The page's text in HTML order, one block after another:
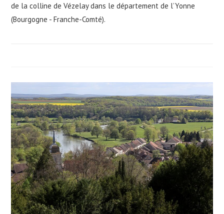
de la colline de Vézelay dans le département de l’Yonne
(Bourgogne - Franche-Comté).